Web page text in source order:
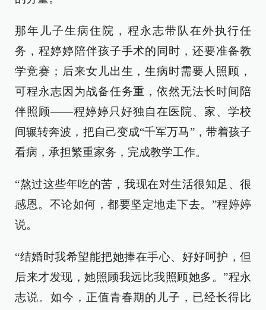
那年儿子生病住院，程永志带队在外执行任
务，程婷婷陪伴孩子手术的同时，还要准备教
学竞赛；后来女儿出生，生病时需要人照顾，
可程永志因为战备任务重，依然无法长时间陪
伴照顾——程婷婷只好独自在医院、家、学校
间辗转奔波，把自己变成“千军万马”，带着孩子
看病，承担繁重家务，完成教学工作。
“熬过这些年吃的苦，我现在对生活很知足、很
感恩。不论如何，都要坚定地走下去。”程婷婷
说。
“结婚时我希望能把她捧在手心、好好呵护，但
后来才发现，她照顾我远比我照顾她多。”程永
志说。如今，正值青春期的儿子，已经长得比